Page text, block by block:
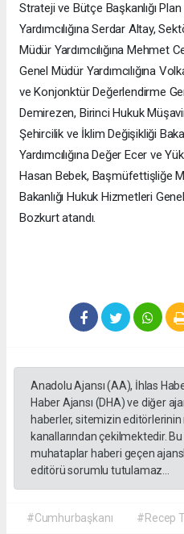
Strateji ve Bütçe Başkanlığı
Yardımcılığına Serdar Altay,
Müdür Yardımcılığına Mehmet
Genel Müdür Yardımcılığına
ve Konjonktür Değerlendirme
Demirezen, Birinci Hukuk
Şehircilik ve İklim Değişikliği
Yardımcılığına Değer Ecer ve
Hasan Bebek, Başmüfettişliğe
Bakanlığı Hukuk Hizmetleri
Bozkurt atandı.
Anadolu Ajansı (AA), İhlas
Haber Ajansı (DHA) ve diğer
haberler, sitemizin
kanallarından çekilmektedir.
muhataplar haberi geçen
editörü sorumlu tutulamaz...
#Cumhurbaşkanı #Recep